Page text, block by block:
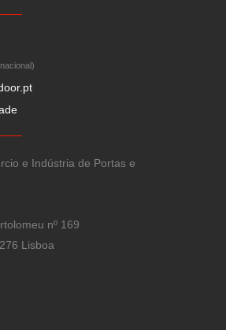
e Indústria de Portas e
nº 169
Lisboa